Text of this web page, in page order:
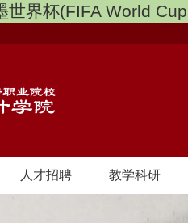
世界杯(FIFA World
人才招聘 教学科研